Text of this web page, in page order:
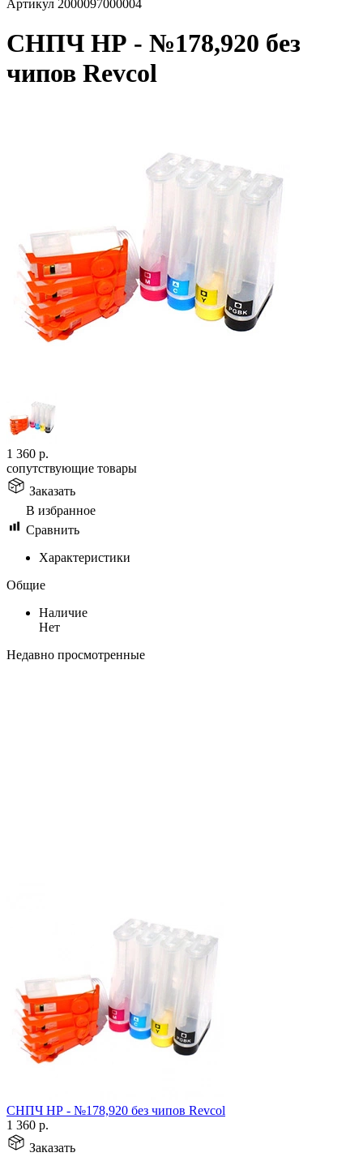
Артикул 2000097000004
СНПЧ НР - №178,920 без
чипов Revcol
1 360 р.
сопутствующие товары
Заказать
В избранное
Сравнить
Характеристики
Общие
Наличие
Нет
Недавно просмотренные
СНПЧ НР - №178,920 без чипов Revcol
1 360 р.
Заказать